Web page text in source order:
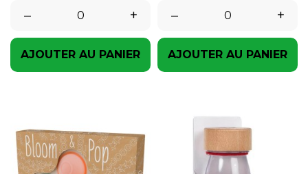
–
+
AJOUTER AU PANIER
– +
AJOUTER AU PANIER